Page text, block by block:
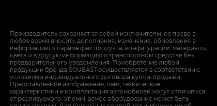
Производитель сохраняет за собой исключительное право в
любое время вносить дополнения, изменения, обновления в
информацию о параметрах продукта, конфигурации, материалы,
цвета и в другую информацию о транспортном средстве без
предварительного уведомления. Приобретение любой
продукции бренда SOUEAST осуществляется в соответствии с
условиями индивидуального договора купли-продажи.
Представленное изображение, цвет, технические
характеристики и комплектация автомобилей могут отличаться
от реализуемого. Упоминаемое оборудование может быть